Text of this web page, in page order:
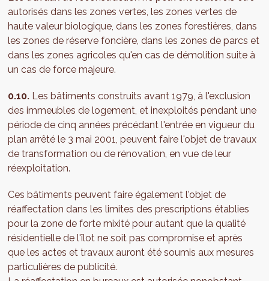
autorisés dans les zones vertes, les zones vertes de
haute valeur biologique, dans les zones forestières, dans
les zones de réserve foncière, dans les zones de parcs et
dans les zones agricoles qu'en cas de démolition suite à
un cas de force majeure.
0.10. Les bâtiments construits avant 1979, à l'exclusion
des immeubles de logement, et inexploités pendant une
période de cinq années précédant l'entrée en vigueur du
plan arrêté le 3 mai 2001, peuvent faire l'objet de travaux
de transformation ou de rénovation, en vue de leur
réexploitation.
Ces bâtiments peuvent faire également l'objet de
réaffectation dans les limites des prescriptions établies
pour la zone de forte mixité pour autant que la qualité
résidentielle de l'îlot ne soit pas compromise et après
que les actes et travaux auront été soumis aux mesures
particulières de publicité.